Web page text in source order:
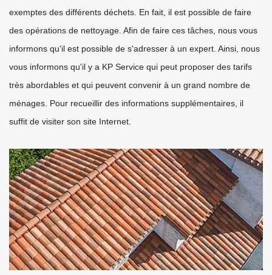
exemptes des différents déchets. En fait, il est possible de faire
des opérations de nettoyage. Afin de faire ces tâches, nous vous
informons qu'il est possible de s'adresser à un expert. Ainsi, nous
vous informons qu'il y a KP Service qui peut proposer des tarifs
très abordables et qui peuvent convenir à un grand nombre de
ménages. Pour recueillir des informations supplémentaires, il
suffit de visiter son site Internet.